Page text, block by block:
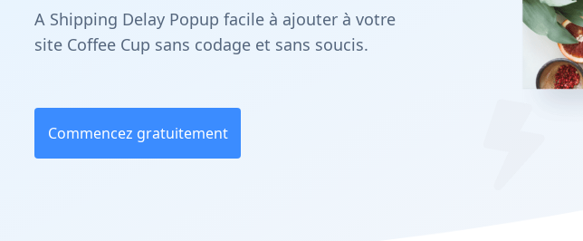
A Shipping Delay Popup facile à ajouter à votre
site Coffee Cup sans codage et sans soucis.
Commencez gratuitement